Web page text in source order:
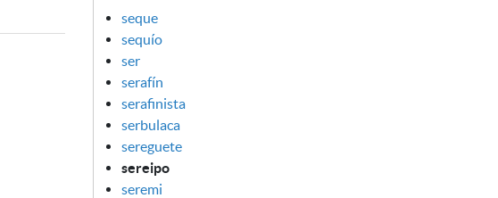
seque
sequío
ser
serafín
serafinista
serbulaca
sereguete
sereipo
seremi